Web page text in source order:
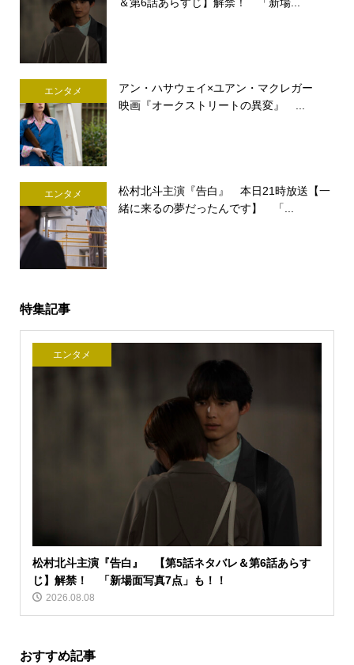
＆第6話あらすじ】解禁！ 「新場...
エンタメ
アン・ハサウェイ×ユアン・マクレガー
映画『オークストリートの異変』 ...
エンタメ
松村北斗主演『告白』 本日21時放送【一
緒に来るの夢だったんです】 「...
特集記事
エンタメ
松村北斗主演『告白』 【第5話ネタバレ＆第6話あらす
じ】解禁！ 「新場面写真7点」も！！
2026.08.08
おすすめ記事